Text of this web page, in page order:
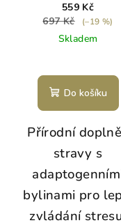
559 Kč
697 Kč
(–19 %)
Skladem
Do košíku
Přírodní
stravy s
bylinami pro
zvládání